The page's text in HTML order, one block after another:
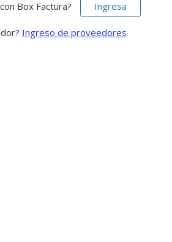
Box Factura? Ingresa
Ingreso de proveedores